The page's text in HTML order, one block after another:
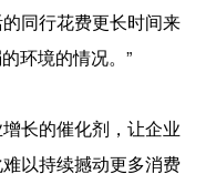
同行花费更长时间来
环境的情况。”
长的催化剂，让企业
以持续撼动更多消费